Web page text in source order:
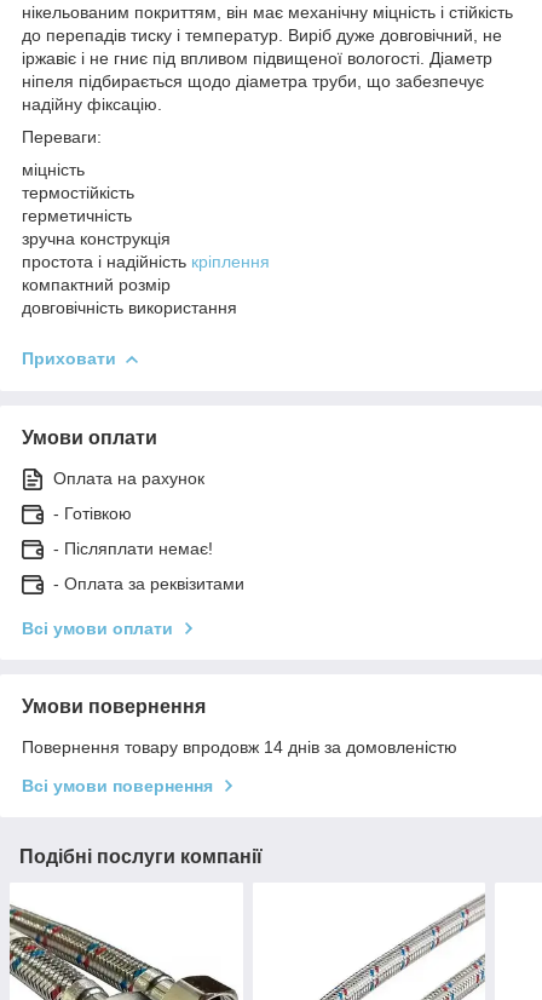
нікельованим покриттям, він має механічну міцність і стійкість
до перепадів тиску і температур. Виріб дуже довговічний, не
іржавіє і не гниє під впливом підвищеної вологості. Діаметр
ніпеля підбирається щодо діаметра труби, що забезпечує
надійну фіксацію.
Переваги:
міцність
термостійкість
герметичність
зручна конструкція
простота і надійність кріплення
компактний розмір
довговічність використання
Приховати
Умови оплати
Оплата на рахунок
- Готівкою
- Післяплати немає!
- Оплата за реквізитами
Всі умови оплати
Умови повернення
Повернення товару впродовж 14 днів за домовленістю
Всі умови повернення
Подібні послуги компанії